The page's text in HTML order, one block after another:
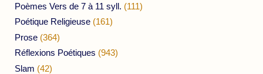
Poèmes Vers de 7 à 11 syll. (111)
Poétique Religieuse (161)
Prose (364)
Réflexions Poétiques (943)
Slam (42)